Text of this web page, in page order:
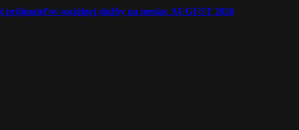
sociálnej služby na mesiac AUGUST 2026